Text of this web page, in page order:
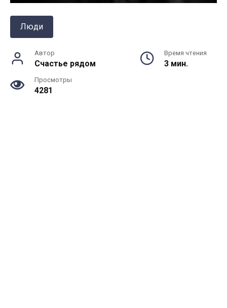
Люди
Автор
Счастье рядом
Время чтения
3 мин.
Просмотры
4281